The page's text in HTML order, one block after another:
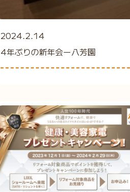
2024.2.14
4年ぶりの新年会ー八芳園